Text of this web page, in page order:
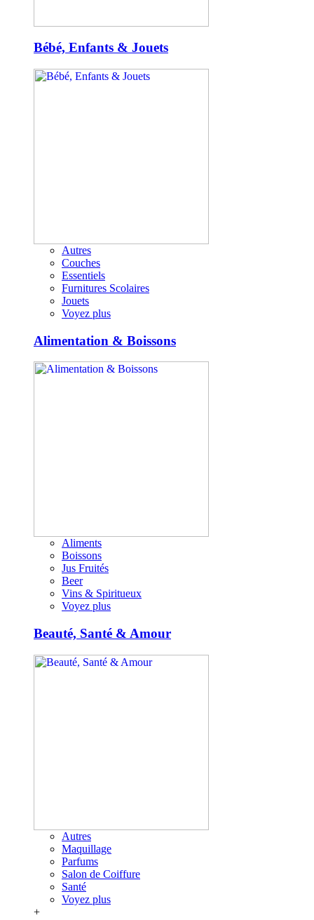
Bébé, Enfants & Jouets
Autres
Couches
Essentiels
Furnitures Scolaires
Jouets
Voyez plus
Alimentation & Boissons
Aliments
Boissons
Jus Fruités
Beer
Vins & Spiritueux
Voyez plus
Beauté, Santé & Amour
Autres
Maquillage
Parfums
Salon de Coiffure
Santé
Voyez plus
+